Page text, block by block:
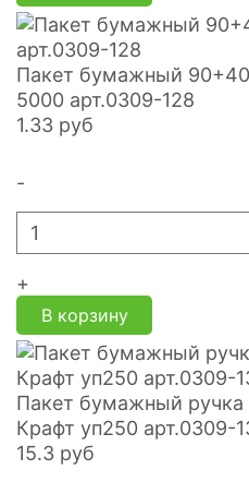
Пакет бумажный
5000 арт.0309-128
1.33 руб
-
+
В корзину
Пакет бумажный
Крафт уп250 арт.0309-
15.3 руб